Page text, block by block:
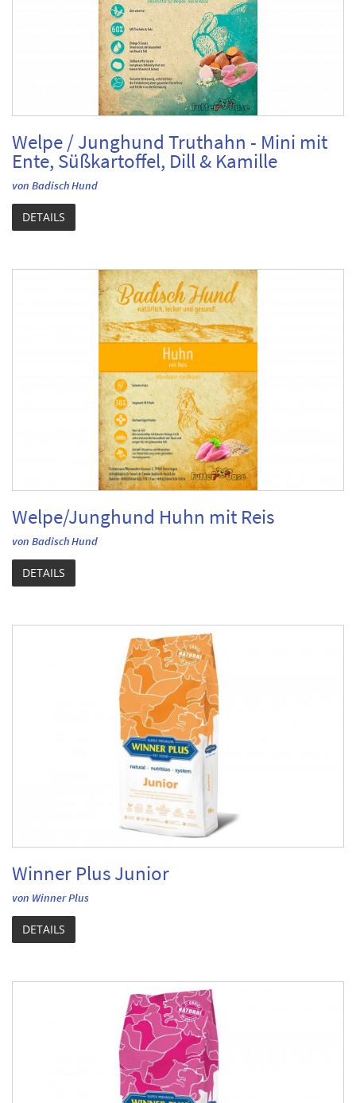
Welpe / Junghund Truthahn - Mini mit
Ente, Süßkartoffel, Dill & Kamille
von Badisch Hund
DETAILS
Welpe/Junghund Huhn mit Reis
von Badisch Hund
DETAILS
Winner Plus Junior
von Winner Plus
DETAILS